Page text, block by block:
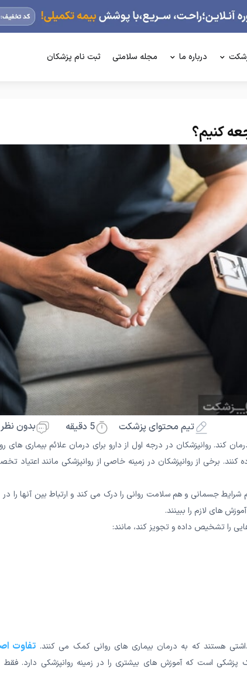
درباره ما مجله سلامتی ثبت نام پزشکان
کنیم؟
تیم محتوای پزشکت 5 دقیقه بدون نظر
کند. روانپزشکان در درجه اول از دارو برای درمان علائم بیماری های
کنند. برخی از روانپزشکان در زمینه خاصی از روانپزشکی مانند اعتیاد
جسمانی و هم سلامت روانی را درک می کند و ارتباط بین آنها را در
های لازم را ببینند.
را تشخیص داده و تجویز کند، مانند:
هستند که به درمان بیماری های روانی کمک می کنند. تفاوت
است که آموزش های بیشتری را در زمینه روانپزشکی دارد.